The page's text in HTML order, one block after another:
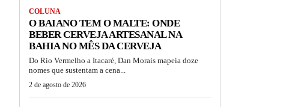
COLUNA
O BAIANO TEM O MALTE: ONDE
BEBER CERVEJA ARTESANAL NA
BAHIA NO MÊS DA CERVEJA
Do Rio Vermelho a Itacaré, Dan Morais mapeia doze
nomes que sustentam a cena...
2 de agosto de 2026